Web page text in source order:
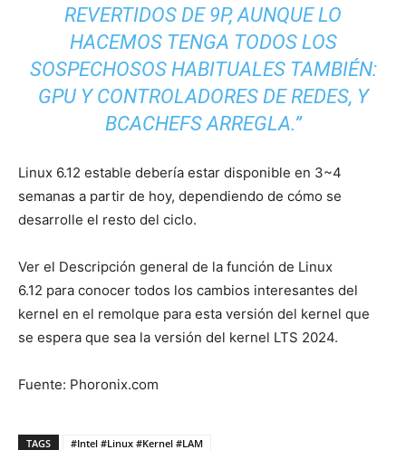
REVERTIDOS DE 9P, AUNQUE LO
HACEMOS TENGA TODOS LOS
SOSPECHOSOS HABITUALES TAMBIÉN:
GPU Y CONTROLADORES DE REDES, Y
BCACHEFS ARREGLA.”
Linux 6.12 estable debería estar disponible en 3~4
semanas a partir de hoy, dependiendo de cómo se
desarrolle el resto del ciclo.
Ver el Descripción general de la función de Linux
6.12 para conocer todos los cambios interesantes del
kernel en el remolque para esta versión del kernel que
se espera que sea la versión del kernel LTS 2024.
Fuente: Phoronix.com
TAGS #Intel #Linux #Kernel #LAM